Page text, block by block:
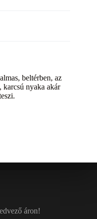
beltérben, az
karcsú nyaka akár
áron!